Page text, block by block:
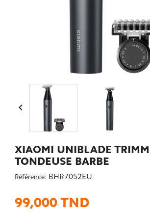

XIAOMI UNIBLADE
TONDEUSE BARBE
Référence: BHR7052EU
99,000 TND